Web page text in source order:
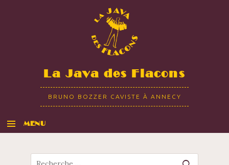
La Java des Flacons
BRUNO BOZZER CAVISTE À ANNECY
MENU
Recherche